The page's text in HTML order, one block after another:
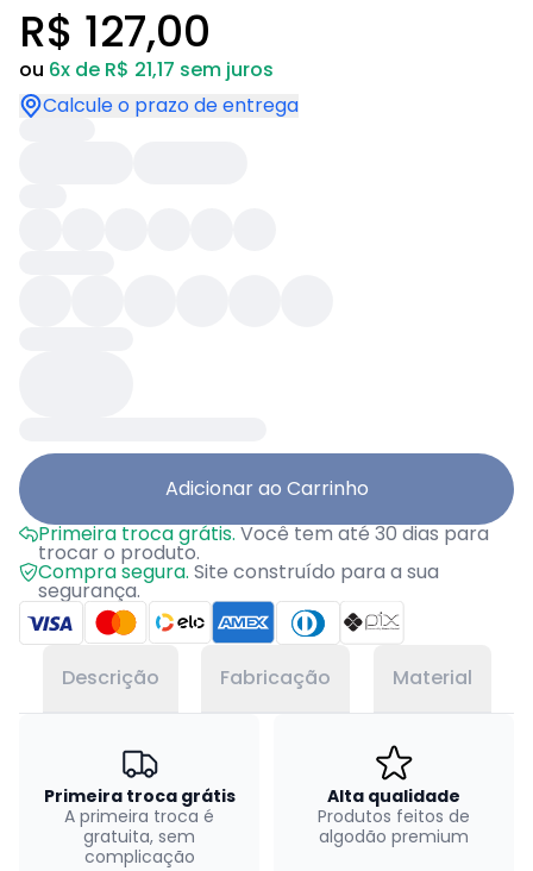
R$ 127,00
ou 6x de R$ 21,17 sem juros
Calcule o prazo de entrega
Adicionar ao Carrinho
Primeira troca grátis.Você tem até 30 dias para
trocar o produto.
Compra segura. Site construído para a sua
segurança.
Descrição Fabricação Material
Primeira troca grátis
A primeira troca é
gratuita, sem
complicação
Alta qualidade
Produtos feitos de
algodão premium